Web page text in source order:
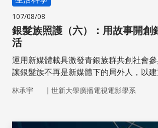
107/08/08
銀髮族照護（六）：用故事開創
活
運用新媒體載具激發青銀族群共創社會參
讓銀髮族不再是新媒體下的局外人，以
林承宇 ｜ 世新大學廣播電視電影學系